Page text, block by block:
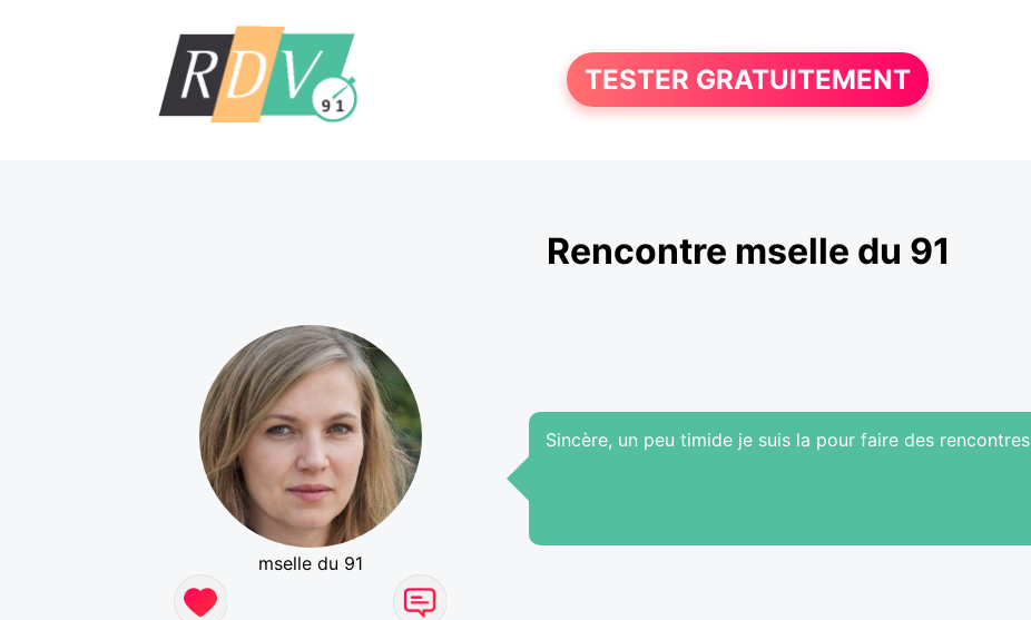
TESTER GRATUITEMENT
Rencontre mselle du 91
mselle du 91
Sincère, un peu timide je suis la pour faire des rencontres